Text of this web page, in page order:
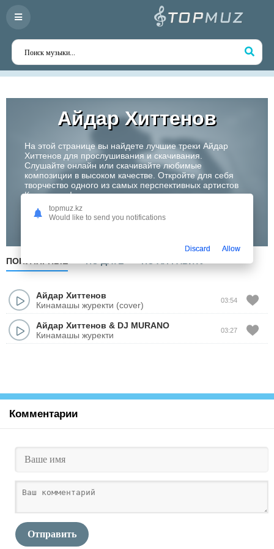
Айдар Хиттенов
На этой странице вы найдете лучшие треки Айдар
Хиттенов для прослушивания и скачивания.
Слушайте онлайн или скачивайте любимые
композиции в высоком качестве. Откройте для себя
творчество одного из самых перспективных артистов
Казахстана!
Слушать
ПОПУЛЯРНЫЕ
Айдар Хиттенов
Кинамашы журекти (cover)
03:54
Айдар Хиттенов & DJ MURANO
Кинамашы журекти
03:27
Комментарии
Отправить
topmuz.kz
Would like to send you notifications
Discard Allow